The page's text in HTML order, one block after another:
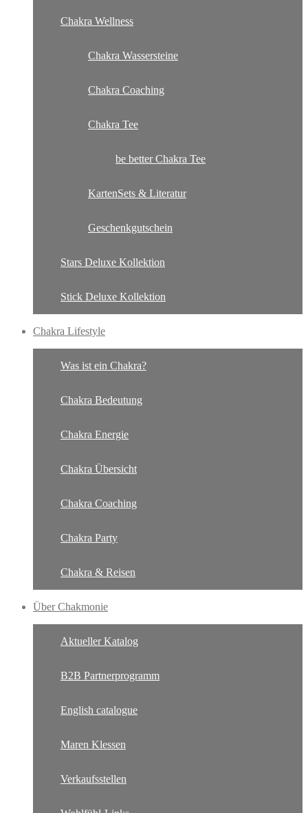
Chakra Wellness
Chakra Wassersteine
Chakra Coaching
Chakra Tee
be better Chakra Tee
KartenSets & Literatur
Geschenkgutschein
Stars Deluxe Kollektion
Stick Deluxe Kollektion
Chakra Lifestyle
Was ist ein Chakra?
Chakra Bedeutung
Chakra Energie
Chakra Übersicht
Chakra Coaching
Chakra Party
Chakra & Reisen
Über Chakmonie
Aktueller Katalog
B2B Partnerprogramm
English catalogue
Maren Klessen
Verkaufsstellen